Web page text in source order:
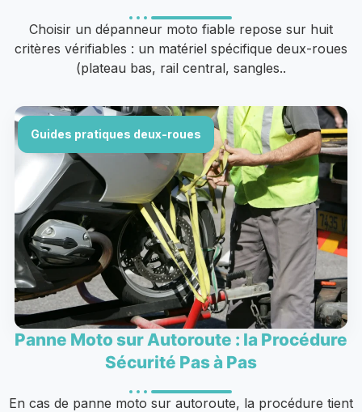
Choisir un dépanneur moto fiable repose sur huit
critères vérifiables : un matériel spécifique deux-roues
(plateau bas, rail central, sangles..
Guides pratiques deux-roues
Panne Moto sur Autoroute : la Procédure
Sécurité Pas à Pas
En cas de panne moto sur autoroute, la procédure tient